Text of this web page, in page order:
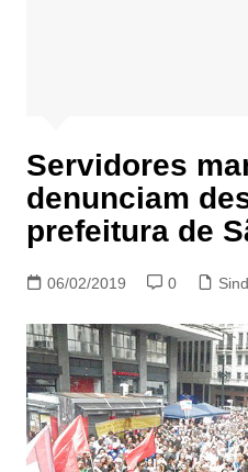
Servidores
denunciam
prefeitura de
06/02/2019 0